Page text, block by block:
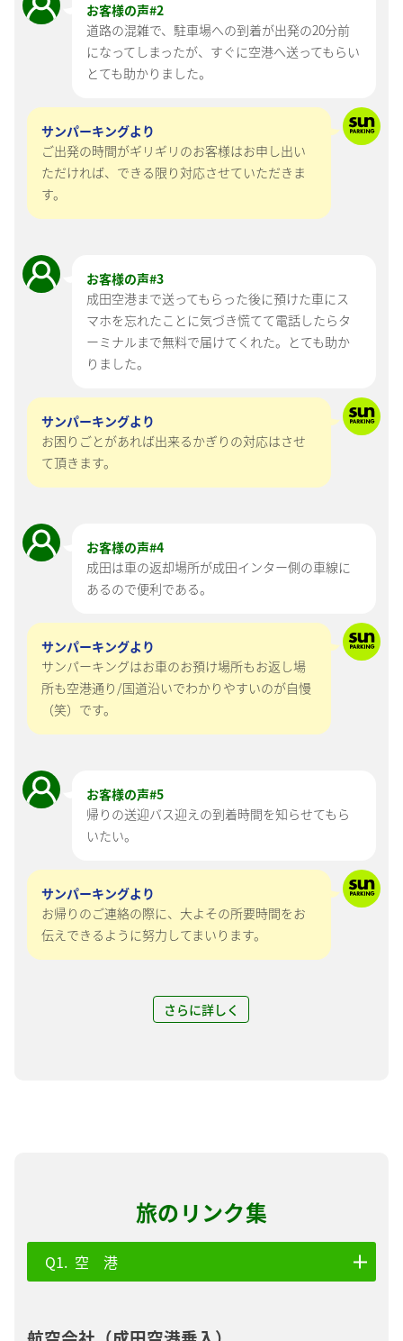
お客様の声#2
道路の混雑で、駐車場への到着が出発の20分前
になってしまったが、すぐに空港へ送ってもらい
とても助かりました。
サンパーキングより
ご出発の時間がギリギリのお客様はお申し出い
ただければ、できる限り対応させていただきま
す。
お客様の声#3
成田空港まで送ってもらった後に預けた車にス
マホを忘れたことに気づき慌てて電話したらタ
ーミナルまで無料で届けてくれた。とても助か
りました。
サンパーキングより
お困りごとがあれば出来るかぎりの対応はさせ
て頂きます。
お客様の声#4
成田は車の返却場所が成田インター側の車線に
あるので便利である。
サンパーキングより
サンパーキングはお車のお預け場所もお返し場
所も空港通り/国道沿いでわかりやすいのが自慢
（笑）です。
お客様の声#5
帰りの送迎バス迎えの到着時間を知らせてもら
いたい。
サンパーキングより
お帰りのご連絡の際に、大よその所要時間をお
伝えできるように努力してまいります。
さらに詳しく
旅のリンク集
空 港